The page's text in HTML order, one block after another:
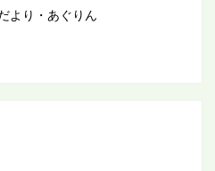
より・あぐりん